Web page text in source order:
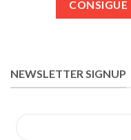
NEWSLETTER SIGNUP